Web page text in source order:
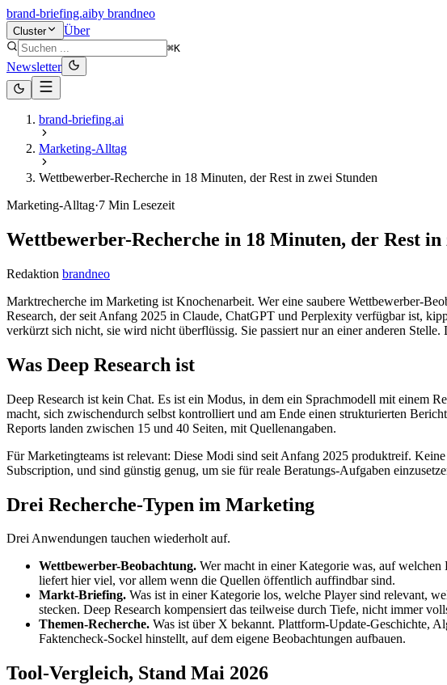
brand-briefing.aiby brandneo
Cluster Über
⌘K
Newsletter
brand-briefing.ai
Marketing-Alltag
Wettbewerber-Recherche in 18 Minuten, der Rest in zwei Stunden
Marketing-Alltag·7 Min Lesezeit
Wettbewerber-Recherche in 18 Minuten, der Rest in
Redaktion brandneo
Marktrecherche im Marketing ist Knochenarbeit. Wer eine saubere Wettbewerber-
Research, der seit Anfang 2025 in Claude, ChatGPT und Perplexity verfügbar ist,
verkürzt sich nicht, sie wird nicht überflüssig. Sie passiert nur an einer anderen
Was Deep Research ist
Deep Research ist kein Chat. Es ist ein Modus, in dem ein Sprachmodell mit einem
macht, sich zwischendurch selbst kontrolliert und am Ende einen strukturierten
Reports landen zwischen 15 und 40 Seiten, mit Quellenangaben.
Für Marketingteams ist relevant: Diese Modi sind seit Anfang 2025 produktreif.
Subscription, und sind günstig genug, um sie für reale Beratungs-Aufgaben
Drei Recherche-Typen im Marketing
Drei Anwendungen tauchen wiederholt auf.
Wettbewerber-Beobachtung. Wer macht in einer Kategorie was, auf
liefert hier viel, vor allem wenn die Quellen öffentlich auffindbar sind.
Markt-Briefing. Was ist in einer Kategorie los, welche Player sind relevant,
stecken. Deep Research kompensiert das teilweise durch Tiefe, nicht immer
Themen-Recherche. Was ist über X bekannt. Plattform-Update-Geschichte,
Faktencheck-Sockel hinstellt, auf dem eigene Beobachtungen aufbauen.
Tool-Vergleich, Stand Mai 2026